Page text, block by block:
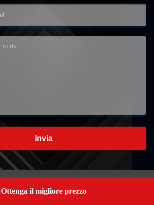
Ottenga il migliore prezzo
Invia
Sala 1608, edificio 8, Tongxin No. 1 Manufacturing, città di
Get a Quote